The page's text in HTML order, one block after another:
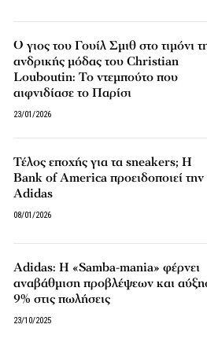
Ο γιος του Γουίλ Σμιθ στο τιμόνι
ανδρικής μόδας του Christian
Louboutin: Το ντεμπούτο που
αιφνιδίασε το Παρίσι
23/01/2026
Τέλος εποχής για τα sneakers; Η
Bank of America προειδοποιεί την
Adidas
08/01/2026
Adidas: Η «Samba-mania» φέρνει
αναβάθμιση προβλέψεων και
9% στις πωλήσεις
23/10/2025